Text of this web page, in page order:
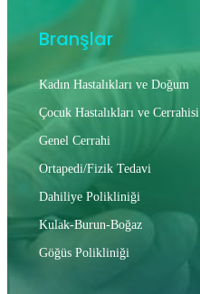
Branşlar
Kadın Hastalıkları ve Doğum
Çocuk Hastalıkları ve Cerrahisi
Genel Cerrahi
Ortapedi/Fizik Tedavi
Dahiliye Polikliniği
Kulak-Burun-Boğaz
Göğüs Polikliniği